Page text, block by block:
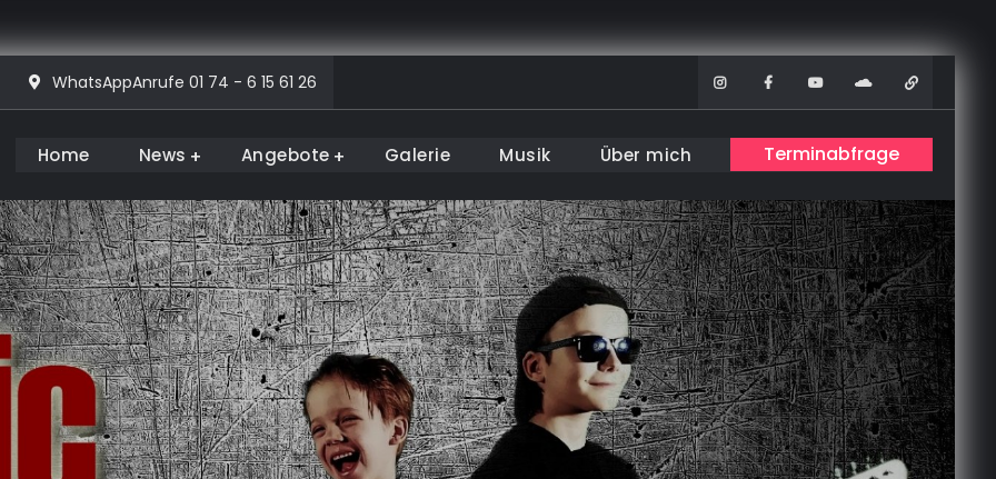
WhatsAppAnrufe 01 74 - 6 15 61 26 InstagramFacebook
YoutubeSoundcloud
Home News Angebote Galerie Musik Über mich Terminabfrage